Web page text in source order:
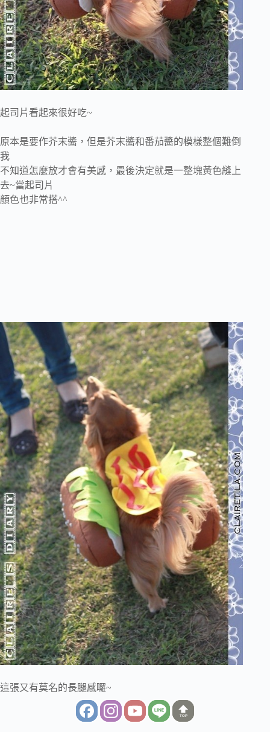
起司片看起來很好吃~
原本是要作芥末醬，但是芥末醬和番茄醬的模樣整個難倒
我
不知道怎麼放才會有美感，最後決定就是一整塊黃色縫上
去~當起司片
顏色也非常搭^^
這張又有莫名的長腿感囉~
TOP